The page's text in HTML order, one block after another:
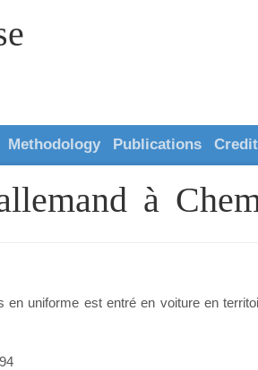
Methodology Publications
à
en uniforme est entré en voiture en